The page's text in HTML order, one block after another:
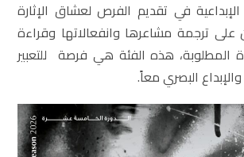
في تقديم الفرص لعشاق الإثارة
على ترجمة مشاعرها وانفعالاتها وقراءة
المطلوبة، هذه الفئة هي فرصة للتعبير
البصري معاً.